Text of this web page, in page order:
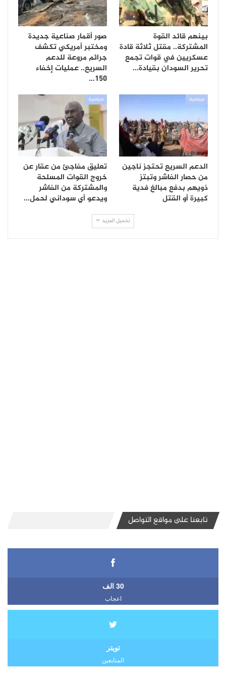
بينهم قائد القوة
المشتركة.. مقتل ثلاثة قادة
عسكريين في قوات تجمع
تحرير السودان بقيادة…
صور أقمار صناعية جديدة
ومختبر أمريكي تكشف
جرائم مروعة للدعم
السريع.. عمليات إخفاء
150…
سياسية
الدعم السريع تحتجز ناجين
من حصار الفاشر وتبتز
ذويهم بدفع مبالغ فدية
كبيرة أو القتل
سياسية
تعليق مفاجئ من عقار عن
خروج القوات المسلحة
والمشتركة من الفاشر
ويدعو أي سوداني لحمل…
تحميل المزيد
تابعنا على مواقع التواصل
30 الف
اعجاب
تويتر
المتابعين